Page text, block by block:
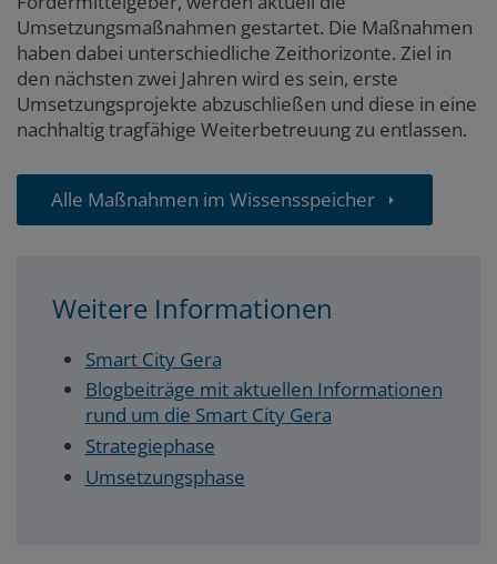
Umsetzungsmaßnahmen gestartet. Die Maßnahmen
haben dabei unterschiedliche Zeithorizonte. Ziel in
den nächsten zwei Jahren wird es sein, erste
Umsetzungsprojekte abzuschließen und diese in eine
nachhaltig tragfähige Weiterbetreuung zu entlassen.
Alle Maßnahmen im Wissensspeicher
Weitere Informationen
Smart City Gera
Blogbeiträge mit aktuellen Informationen
rund um die Smart City Gera
Strategiephase
Umsetzungsphase